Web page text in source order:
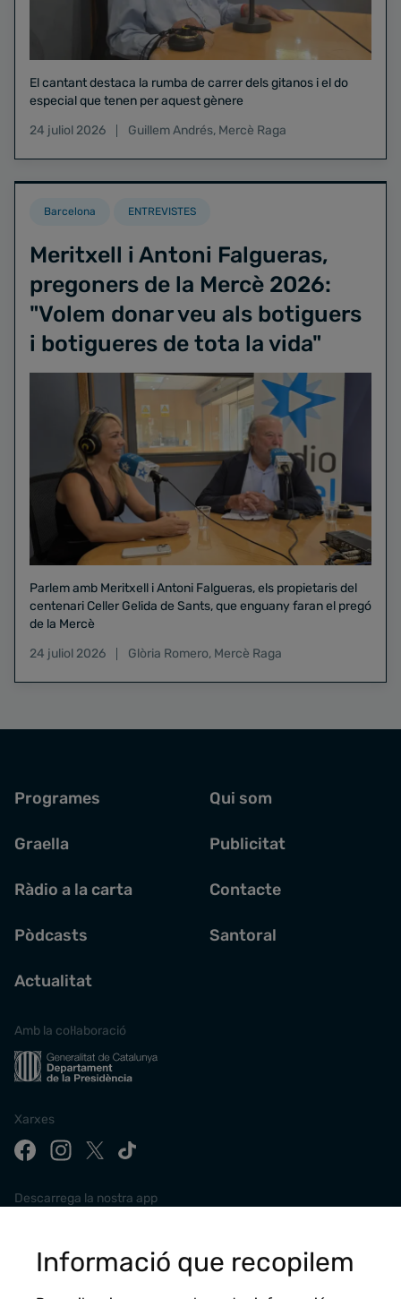
El cantant destaca la rumba de carrer dels gitanos i el do
especial que tenen per aquest gènere
24 juliol 2026
Guillem Andrés, Mercè Raga
Barcelona ENTREVISTES
Meritxell i Antoni Falgueras,
pregoners de la Mercè 2026:
"Volem donar veu als botiguers
i botigueres de tota la vida"
Parlem amb Meritxell i Antoni Falgueras, els propietaris del
centenari Celler Gelida de Sants, que enguany faran el pregó
de la Mercè
24 juliol 2026
Glòria Romero, Mercè Raga
Programes
Graella
Ràdio a la carta
Pòdcasts
Actualitat
Qui som
Publicitat
Contacte
Santoral
Amb la col·laboració
Xarxes
Descarrega la nostra app
Informació que recopilem